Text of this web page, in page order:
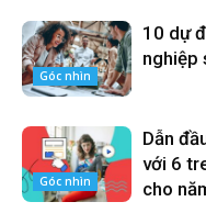
Góc nhìn
10 dự
nghiệp
Góc nhìn
Dẫn
với 6
cho